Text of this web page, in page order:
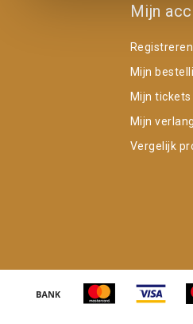
Mijn
Registreren
Mijn
Mijn tickets
Mijn
Vergelijk